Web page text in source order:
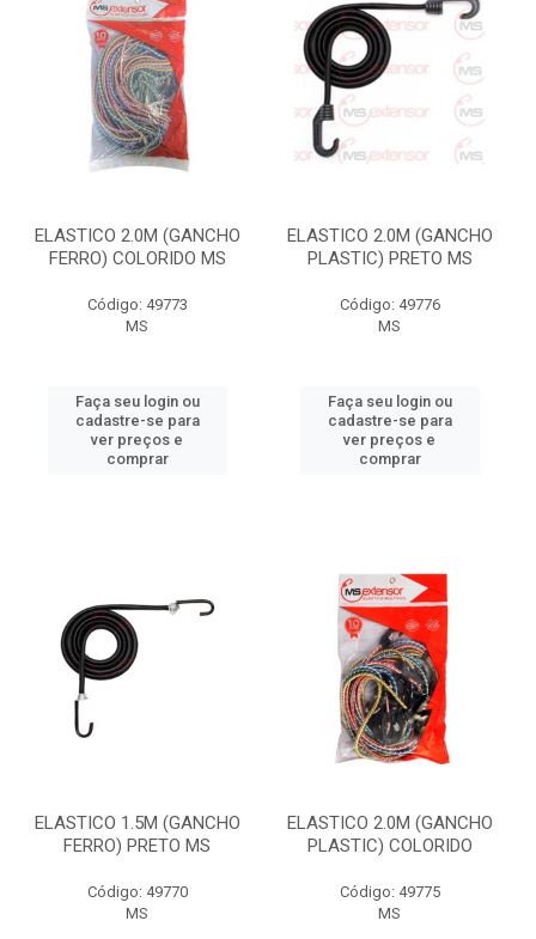
ELASTICO 2.0M (GANCHO
FERRO) COLORIDO MS
Código: 49773
MS
Faça seu login ou
cadastre-se para
ver preços e
comprar
ELASTICO 2.0M (GANCHO
PLASTIC) PRETO MS
Código: 49776
MS
Faça seu login ou
cadastre-se para
ver preços e
comprar
ELASTICO 1.5M (GANCHO
FERRO) PRETO MS
Código: 49770
MS
ELASTICO 2.0M (GANCHO
PLASTIC) COLORIDO
Código: 49775
MS